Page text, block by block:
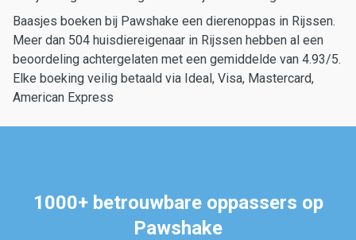
Baasjes boeken bij Pawshake een dierenoppas in Rijssen.
Meer dan 504 huisdiereigenaar in Rijssen hebben al een
beoordeling achtergelaten met een gemiddelde van 4.93/5.
Elke boeking veilig betaald via Ideal, Visa, Mastercard,
American Express
1000+ betrouwbare oppassers op
Pawshake